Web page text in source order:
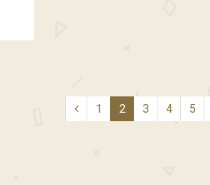
1 2 3 4 5